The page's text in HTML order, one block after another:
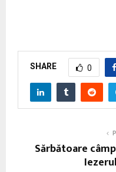
SHARE 0
Sărbătoare